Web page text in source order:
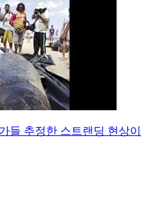
들 추정한 스트랜딩 현상이